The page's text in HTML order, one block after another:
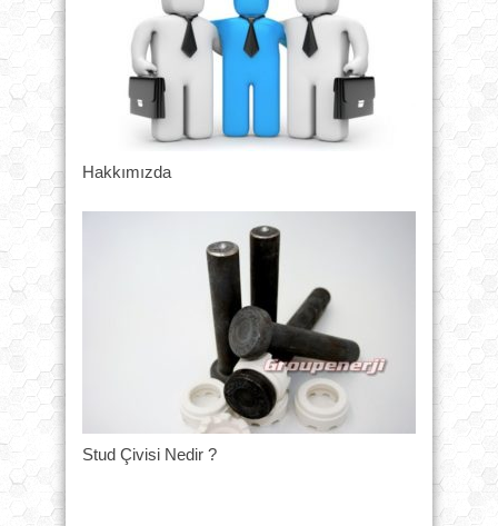
Hakkımızda
Stud Çivisi Nedir ?